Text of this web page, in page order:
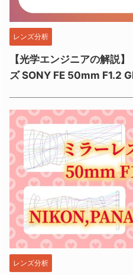
レンズ分析
【光学エンジニアの解説
ズ SONY FE 50mm F1.2
レンズ分析